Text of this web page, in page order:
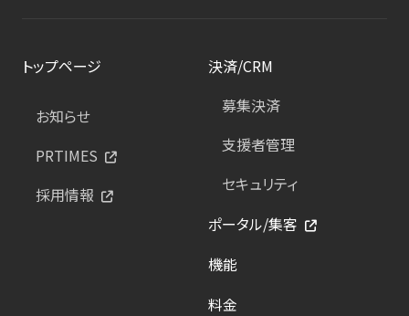
トップページ
お知らせ
PRTIMES
採用情報
決済/CRM
募集決済
支援者管理
セキュリティ
ポータル/集客
機能
料金